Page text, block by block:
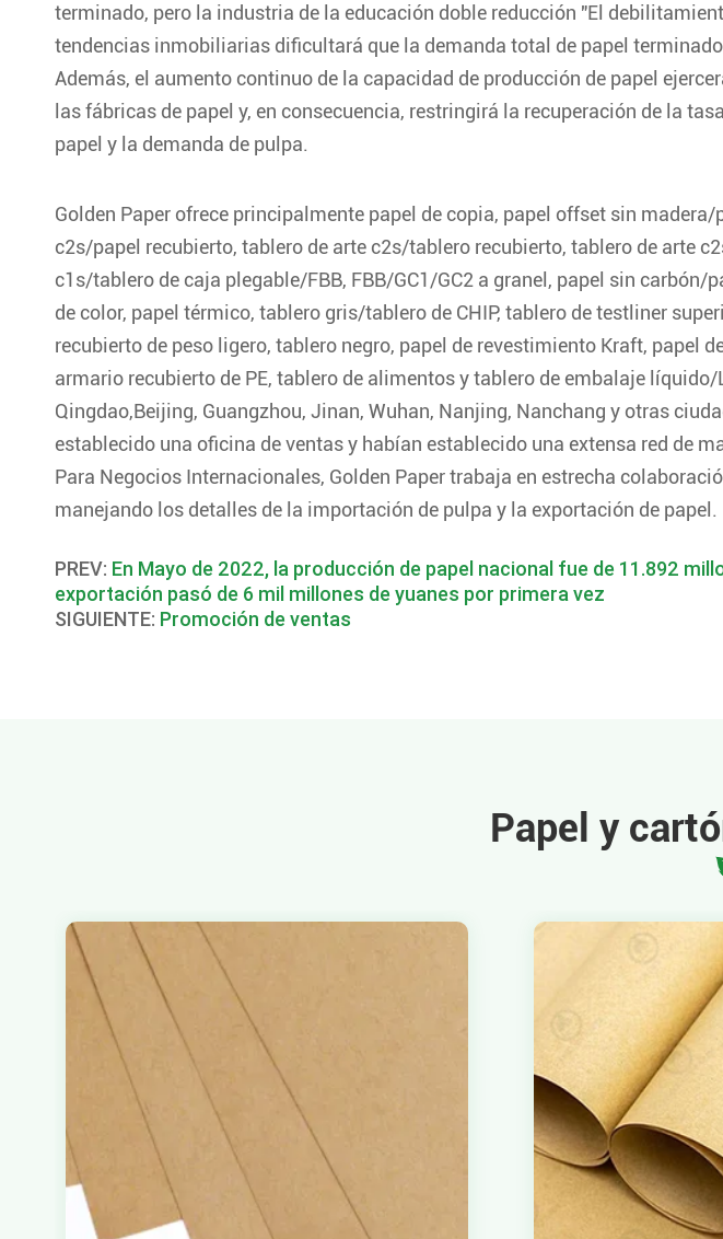
terminado, pero la industria de la educación doble reducción "El
tendencias inmobiliarias dificultará que la demanda total de papel
Además, el aumento continuo de la capacidad de producción de papel
las fábricas de papel y, en consecuencia, restringirá la recuperación de la
papel y la demanda de pulpa.
Golden Paper ofrece principalmente papel de copia, papel offset sin madera/
c2s/papel recubierto, tablero de arte c2s/tablero recubierto, tablero de arte
c1s/tablero de caja plegable/FBB, FBB/GC1/GC2 a granel, papel sin carbón/
de color, papel térmico, tablero gris/tablero de CHIP, tablero de testliner
recubierto de peso ligero, tablero negro, papel de revestimiento Kraft, papel
armario recubierto de PE, tablero de alimentos y tablero de embalaje líquido/
Qingdao,Beijing, Guangzhou, Jinan, Wuhan, Nanjing, Nanchang y otras
establecido una oficina de ventas y habían establecido una extensa red de
Para Negocios Internacionales, Golden Paper trabaja en estrecha
manejando los detalles de la importación de pulpa y la exportación de papel.
PREV: En Mayo de 2022, la producción de papel nacional fue de 11.892
exportación pasó de 6 mil millones de yuanes por primera vez
SIGUIENTE: Promoción de ventas
Papel y